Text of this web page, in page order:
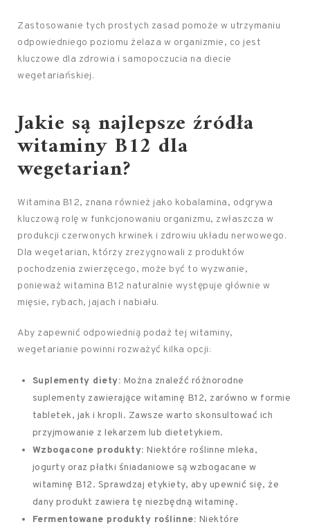
Zastosowanie tych prostych zasad pomoże w utrzymaniu
odpowiedniego poziomu żelaza w organizmie, co jest
kluczowe dla zdrowia i samopoczucia na diecie
wegetariańskiej.
Jakie są najlepsze źródła
witaminy B12 dla
wegetarian?
Witamina B12, znana również jako kobalamina, odgrywa
kluczową rolę w funkcjonowaniu organizmu, zwłaszcza w
produkcji czerwonych krwinek i zdrowiu układu nerwowego.
Dla wegetarian, którzy zrezygnowali z produktów
pochodzenia zwierzęcego, może być to wyzwanie,
ponieważ witamina B12 naturalnie występuje głównie w
mięsie, rybach, jajach i nabiału.
Aby zapewnić odpowiednią podaż tej witaminy,
wegetarianie powinni rozważyć kilka opcji:
Suplementy diety: Można znaleźć różnorodne
suplementy zawierające witaminę B12, zarówno w formie
tabletek, jak i kropli. Zawsze warto skonsultować ich
przyjmowanie z lekarzem lub dietetykiem.
Wzbogacone produkty: Niektóre roślinne mleka,
jogurty oraz płatki śniadaniowe są wzbogacane w
witaminę B12. Sprawdzaj etykiety, aby upewnić się, że
dany produkt zawiera tę niezbędną witaminę.
Fermentowane produkty roślinne: Niektóre